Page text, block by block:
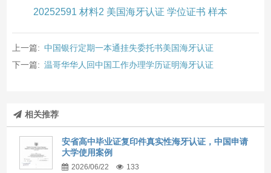
20252591 材料2 美国海牙认证 学位证书 样本
上一篇: 中国银行定期一本通挂失委托书美国海牙认证
下一篇: 温哥华华人回中国工作办理学历证明海牙认证
相关推荐
安省高中毕业证复印件真实性海牙认证，中国申请
大学使用案例
2026/06/22 133